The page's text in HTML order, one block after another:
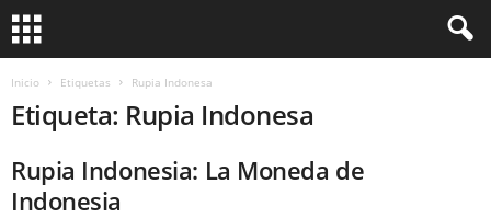
Inicio Etiquetas Rupia Indonesa
Etiqueta: Rupia Indonesa
Rupia Indonesia: La Moneda de
Indonesia